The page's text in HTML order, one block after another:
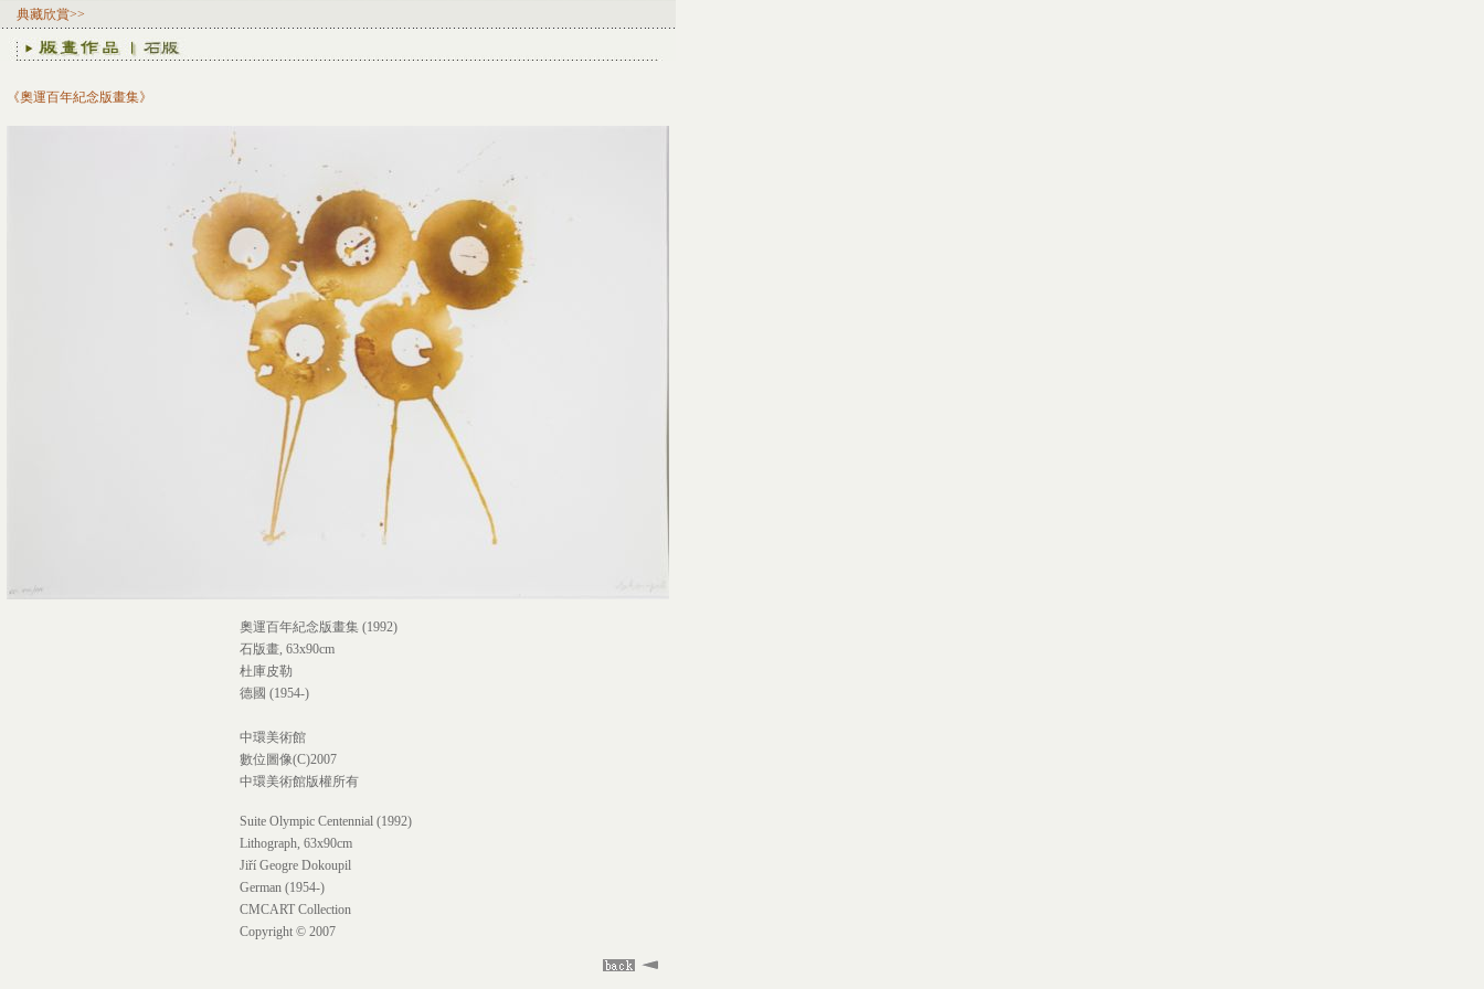
典藏欣賞>>
《奧運百年紀念版畫集》
奧運百年紀念版畫集 (1992)
石版畫, 63x90cm
杜庫皮勒
德國 (1954-)
中環美術館
數位圖像(C)2007
中環美術館版權所有
Suite Olympic Centennial (1992)
Lithograph, 63x90cm
Jiří Geogre Dokoupil
German (1954-)
CMCART Collection
Copyright © 2007